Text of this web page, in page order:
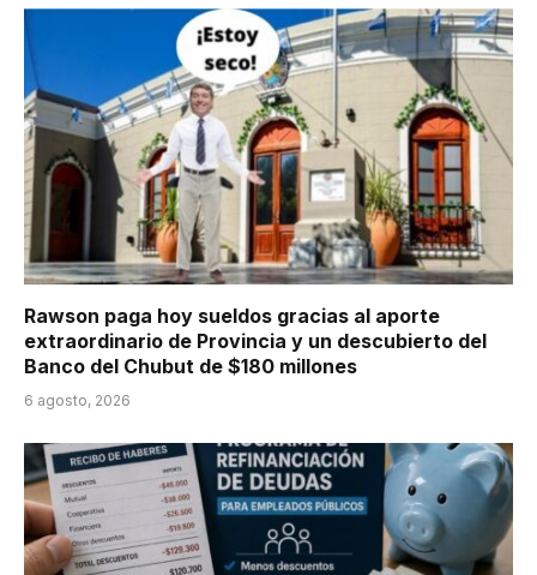
Rawson paga hoy sueldos gracias al aporte
extraordinario de Provincia y un descubierto del
Banco del Chubut de $180 millones
6 agosto, 2026